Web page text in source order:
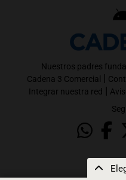
Nuestros padres
Cadena 3 Comercial |
Integrar nuestra red |